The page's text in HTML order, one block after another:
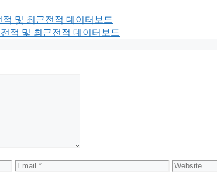
및 최근전적 데이터보드
적 및 최근전적 데이터보드
Email Website